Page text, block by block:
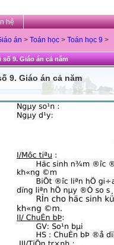
hệ
án > Toán học > Toán học 9 >
số 9. Giáo án cả năm
9. Giáo án cả năm